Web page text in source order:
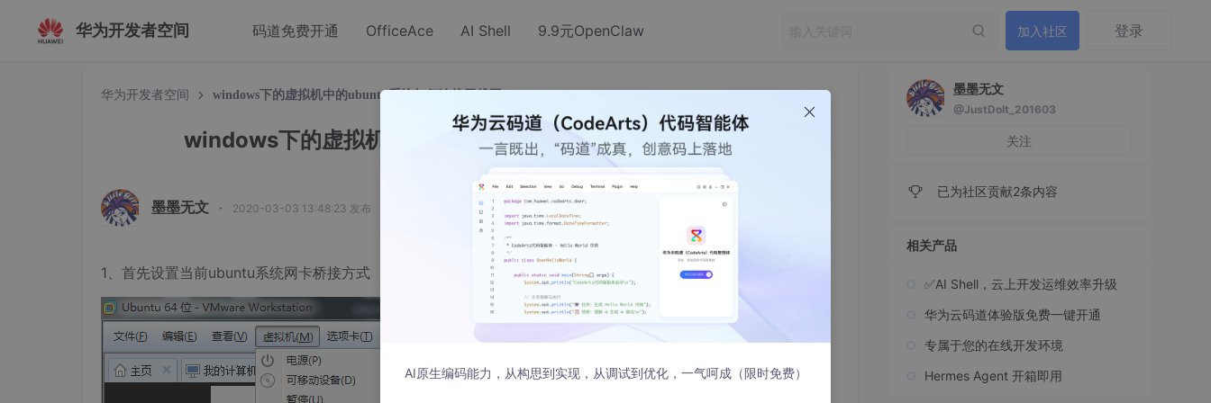
华为开发者空间 码道免费开通 OfficeAce AI Shell 9.9元OpenClaw 加入社区 登录
华为开发者空间 windows下的虚拟机中的ubuntu系统如何连接无线网(wifi)
windows下的虚拟机中的ubuntu系统如何连接无线网(wifi)
墨墨无文 · 2020-03-03 13:48:23 发布
1、首先设置当前ubuntu系统网卡桥接方式
墨墨无文
@JustDoIt_201603
关注
已为社区贡献2条内容
相关产品
✅AI Shell，云上开发运维效率升级
华为云码道体验版免费一键开通
专属于您的在线开发环境
Hermes Agent 开箱即用
AI原生编码能力，从构思到实现，从调试到优化，一气呵成（限时免费）